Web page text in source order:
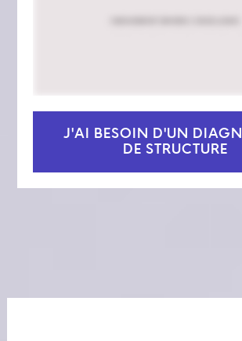
J'AI BESOIN D'UN
DE STRUCTURE